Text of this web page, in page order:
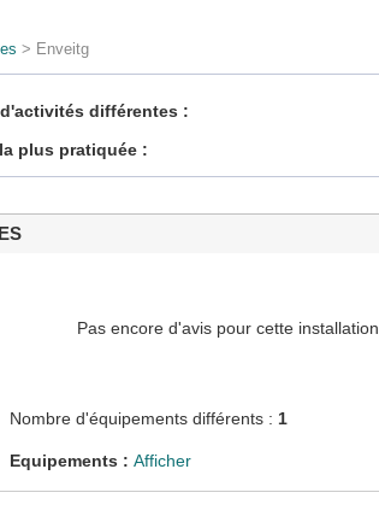
> Enveitg
différentes :
plus pratiquée :
Pas encore d'avis pour cette installation.
Nombre d'équipements différents : 1
Equipements : Afficher